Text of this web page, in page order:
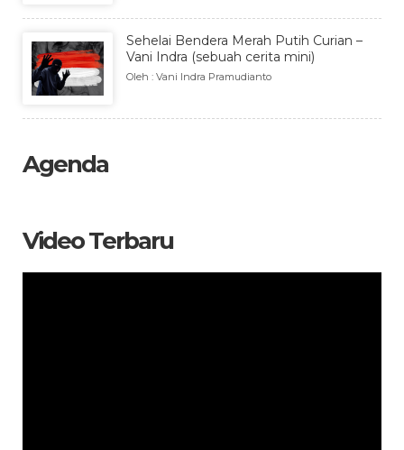
Sehelai Bendera Merah Putih Curian –
Vani Indra (sebuah cerita mini)
Oleh : Vani Indra Pramudianto
Agenda
Video Terbaru